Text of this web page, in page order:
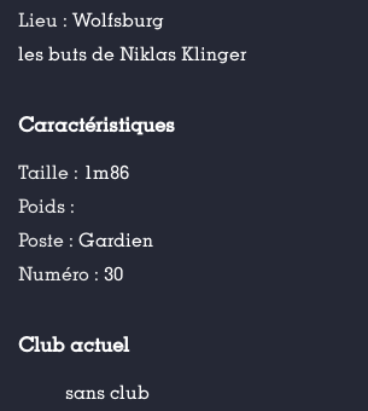
Lieu : Wolfsburg
les buts de Niklas Klinger
Caractéristiques
Taille : 1m86
Poids :
Poste : Gardien
Numéro : 30
Club actuel
sans club